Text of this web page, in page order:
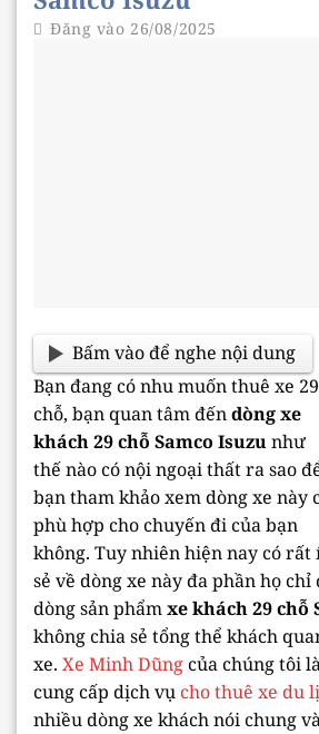
Đăng vào 26/08/2025
Bấm vào để nghe nội dung
Bạn đang có nhu muốn thuê xe 29
chỗ, bạn quan tâm đếndòng xe
khách 29 chỗ Samco Isuzunhư
thế nào có nội ngoại thất ra sao
bạn tham khảo xem dòng xe này
phù hợp cho chuyến đi của bạn
không. Tuy nhiên hiện nay có
sẻ về dòng xe này đa phần họ chỉ
dòng sản phẩmxe khách 29 chỗ
không chia sẻ tổng thể khách
xe. Xe Minh Dũngcủa chúng tôi
cung cấp dịch vụ cho thuê xe du
nhiều dòng xe khách nói chung